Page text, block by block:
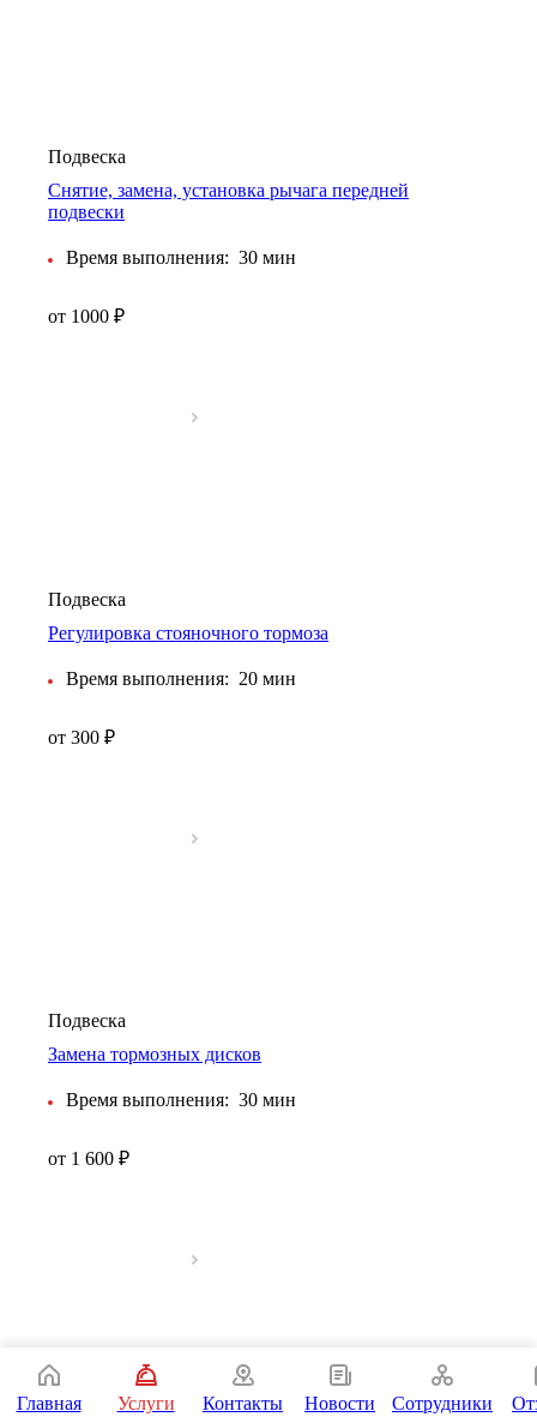
Подвеска
Снятие, замена, установка рычага передней
подвески
Время выполнения: 30 мин
от 1000 ₽
Подвеска
Регулировка стояночного тормоза
Время выполнения: 20 мин
от 300 ₽
Подвеска
Замена тормозных дисков
Время выполнения: 30 мин
от 1 600 ₽
Главная Услуги Контакты Новости Сотрудники